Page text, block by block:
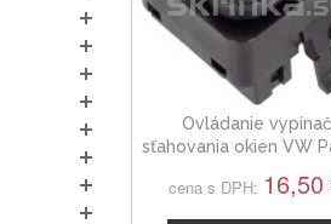
Ovládanie vypínač
sťahovania okien VW
cena s DPH: 16,50